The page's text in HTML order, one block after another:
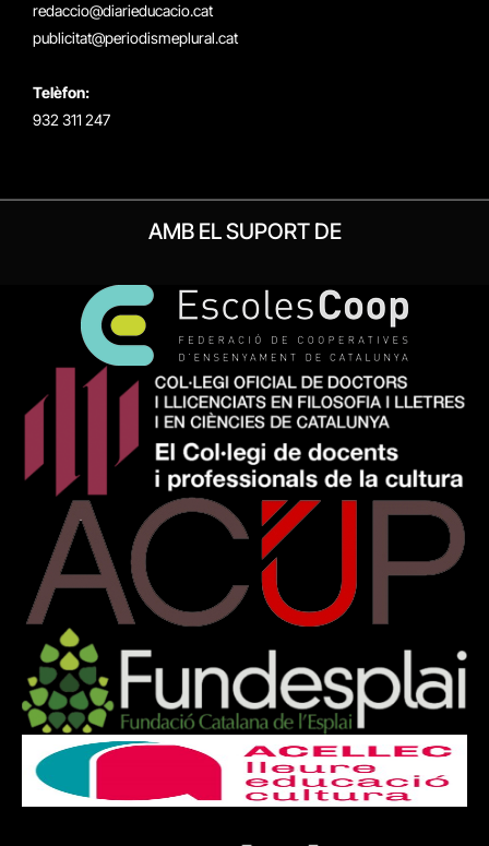
redaccio@diarieducacio.cat
publicitat@periodismeplural.cat
Telèfon:
932 311 247
AMB EL SUPORT DE